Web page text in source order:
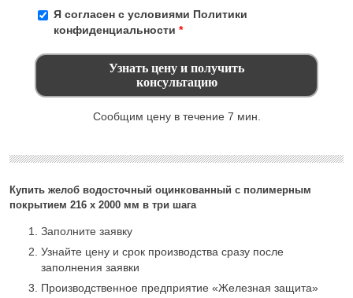
Купить желоб водосточный оцинкованный с полимерным
покрытием 216 х 2000 мм в три шага
Заполните заявку
Узнайте цену и срок производства сразу после
заполнения заявки
Производственное предприятие «Железная защита»
Я согласен с условиями Политики
конфиденциальности *
Сообщим цену в течение 7 мин.